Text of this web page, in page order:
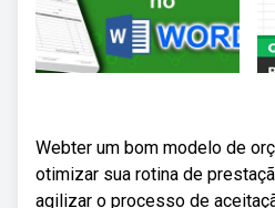
Webter um bom modelo de
otimizar sua rotina de
agilizar o processo de